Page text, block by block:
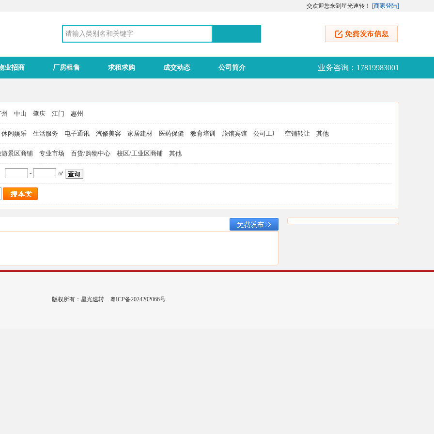
交欢迎您来到星光速转！ [商家登陆]
业招商 厂房租售 求租求购 成交动态 公司简介 业务咨询：17819983001
中山 肇庆 江门 惠州
休闲娱乐 生活服务 电子通讯 汽修美容 家居建材 医药保健 教育培训 旅馆宾馆 公司工厂 空铺转让 其他
游景区商铺 专业市场 百货/购物中心 校区/工业区商铺 其他
- ㎡
版权所有：星光速转 粤ICP备2024202066号